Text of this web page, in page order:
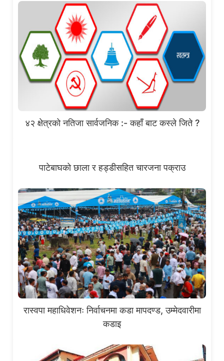
४२ क्षेत्रको नतिजा सार्वजनिक :- कहाँ बाट कस्ले जिते ?
पाटेबाघको छाला र हड्डीसहित चारजना पक्राउ
रास्वपा महाधिवेशनः निर्वाचनमा कडा मापदण्ड, उम्मेदवारीमा
कडाइ